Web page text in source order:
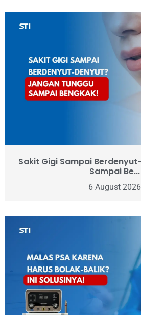
Sakit Gigi Sampai
Sampai Be...
6 August 2026